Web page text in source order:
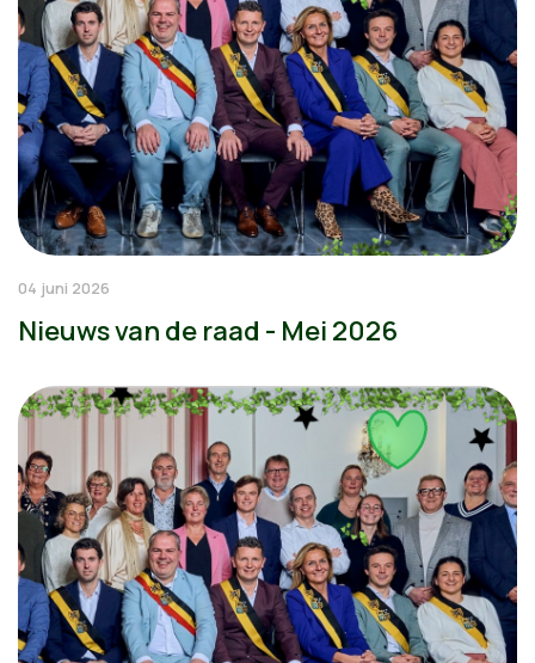
04 juni 2026
Nieuws van de raad - Mei 2026